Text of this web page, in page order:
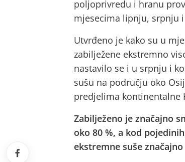
poljoprivredu i hranu
mjesecima lipnju, srpnju
Utvrđeno je kako su u
zabilježene ekstremno
nastavilo se i u srpnju i
sušu na području oko
predjelima kontinentalne
Zabilježeno je značajno
oko 80 %, a kod
ekstremne suše